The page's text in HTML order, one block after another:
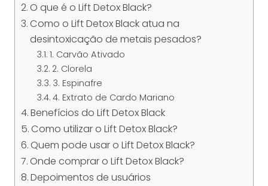
O que é o Lift Detox Black?
Como o Lift Detox Black atua na
desintoxicação de metais pesados?
1. Carvão Ativado
2. Clorela
3. Espinafre
4. Extrato de Cardo Mariano
Benefícios do Lift Detox Black
Como utilizar o Lift Detox Black?
Quem pode usar o Lift Detox Black?
Onde comprar o Lift Detox Black?
Depoimentos de usuários